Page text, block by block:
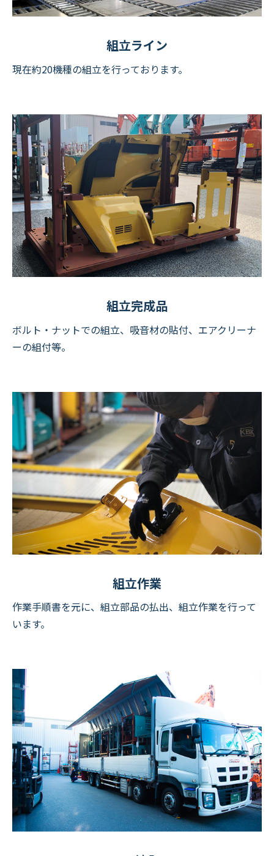
組立ライン
現在約20機種の組立を行っております。
組立完成品
ボルト・ナットでの組立、吸音材の貼付、エアクリーナ
ーの組付等。
組立作業
作業手順書を元に、組立部品の払出、組立作業を行って
います。